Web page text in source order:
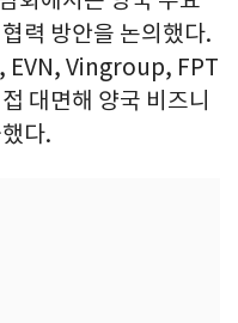
력 방안을 논의했다.
EVN, Vingroup, FPT
대면해 양국 비즈니
다.